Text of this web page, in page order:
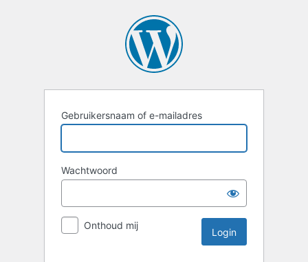
Gebruikersnaam of e-mailadres
Wachtwoord
Onthoud mij